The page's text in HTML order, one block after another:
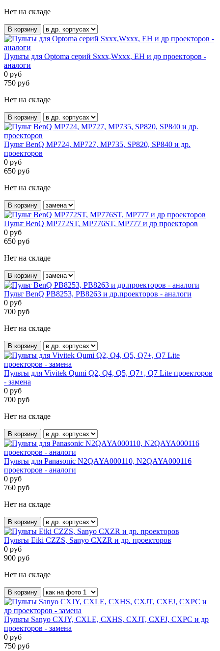
Нет на складе
В корзину
Пульты для Optoma серий Sxxx,Wxxx, EH и др проекторов -
аналоги
0 руб
750 руб
Нет на складе
В корзину
Пульт BenQ MP724, MP727, MP735, SP820, SP840 и др.
проекторов
0 руб
650 руб
Нет на складе
В корзину
Пульт BenQ MP772ST, MP776ST, MP777 и др проекторов
0 руб
650 руб
Нет на складе
В корзину
Пульт BenQ PB8253, PB8263 и др.проекторов - аналоги
0 руб
700 руб
Нет на складе
В корзину
Пульты для Vivitek Qumi Q2, Q4, Q5, Q7+, Q7 Lite проекторов
- замена
0 руб
700 руб
Нет на складе
В корзину
Пульты для Panasonic N2QAYA000110, N2QAYA000116
проекторов - аналоги
0 руб
760 руб
Нет на складе
В корзину
Пульты Eiki CZZS, Sanyo CXZR и др. проекторов
0 руб
900 руб
Нет на складе
В корзину
Пульты Sanyo CXJY, CXLE, CXHS, CXJT, CXFJ, CXPC и др
проекторов - замена
0 руб
750 руб